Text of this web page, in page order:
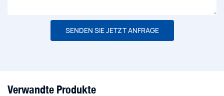
SENDEN SIE JETZT ANFRAGE
Verwandte Produkte